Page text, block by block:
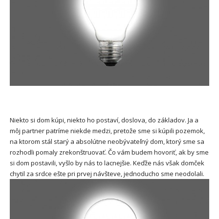
Niekto si dom kúpi, niekto ho postaví, doslova, do základov. Ja a
môj partner patríme niekde medzi, pretože sme si kúpili pozemok,
na ktorom stál starý a absolútne neobývateľný dom, ktorý sme sa
rozhodli pomaly zrekonštruovať. Čo vám budem hovoriť, ak by sme
si dom postavili, vyšlo by nás to lacnejšie. Keďže nás však domček
chytil za srdce ešte pri prvej návšteve, jednoducho sme neodolali.